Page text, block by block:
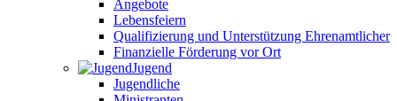
Angebote
Lebensfeiern
Qualifizierung und Unterstützung Ehrenamtlicher
Finanzielle Förderung vor Ort
Jugend
Jugendliche